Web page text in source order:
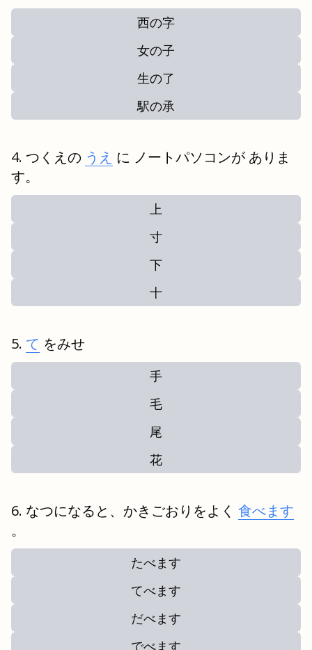
西の字
女の子
生の了
駅の承
つくえの うえ に ノートパソコンが ありま
す。
上
寸
下
十
て をみせ
手
毛
尾
花
なつになると、かきごおりをよく 食べます
。
たべます
てべます
だべます
でべます